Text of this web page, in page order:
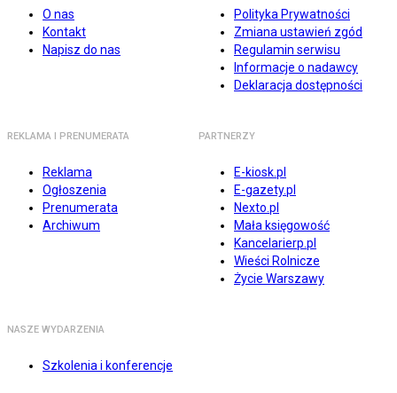
O nas
Kontakt
Napisz do nas
Polityka Prywatności
Zmiana ustawień zgód
Regulamin serwisu
Informacje o nadawcy
Deklaracja dostępności
REKLAMA I PRENUMERATA
Reklama
Ogłoszenia
Prenumerata
Archiwum
PARTNERZY
E-kiosk.pl
E-gazety.pl
Nexto.pl
Mała księgowość
Kancelarierp.pl
Wieści Rolnicze
Życie Warszawy
NASZE WYDARZENIA
Szkolenia i konferencje